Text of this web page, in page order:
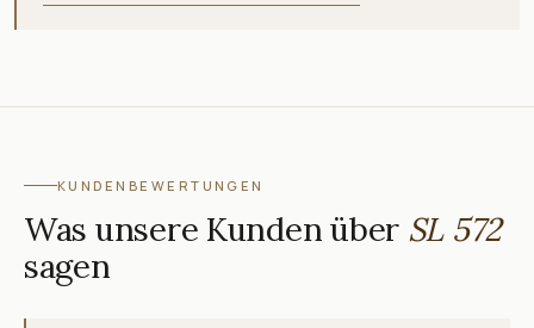
KUNDENBEWERTUNGEN
Was unsere Kunden über SL 572
sagen